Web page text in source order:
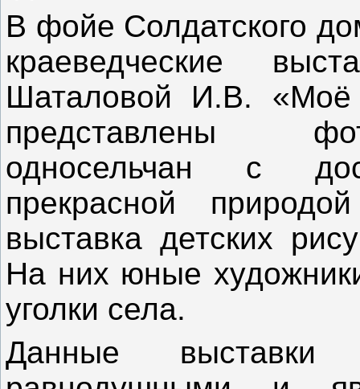
В фойе Солдатского
краеведческие
Шаталовой И.В. «Моё
представлены
односельчан с
прекрасной
выставка детских
На них юные
уголки села.
Данные